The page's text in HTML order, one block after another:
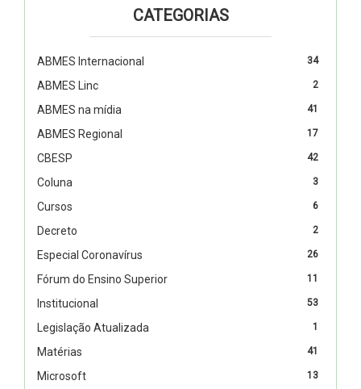
CATEGORIAS
34
ABMES Internacional
2
ABMES Linc
41
ABMES na mídia
17
ABMES Regional
42
CBESP
3
Coluna
6
Cursos
2
Decreto
26
Especial Coronavírus
11
Fórum do Ensino Superior
53
Institucional
1
Legislação Atualizada
41
Matérias
13
Microsoft